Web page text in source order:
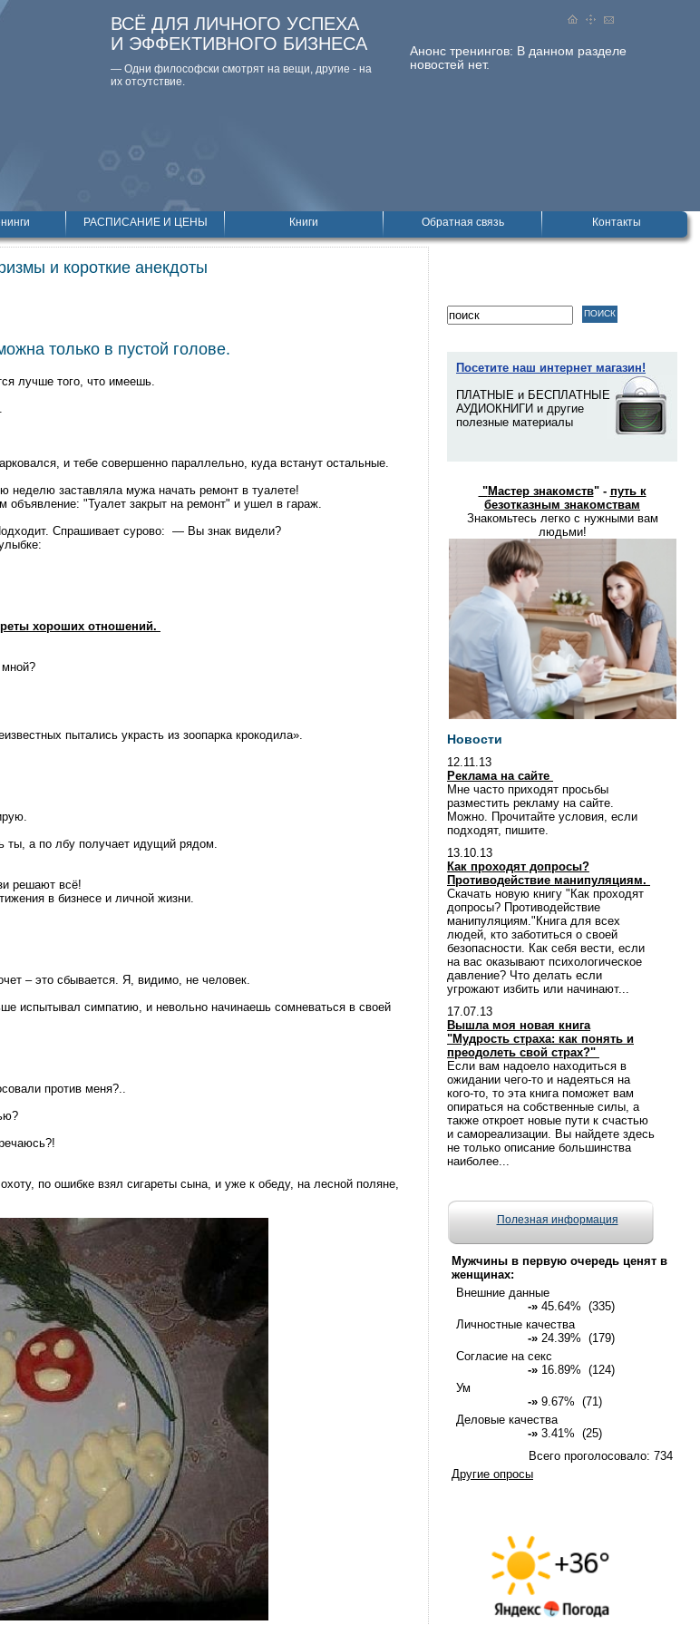
Анонс тренингов: В данном разделе
новостей нет.
ВСЁ ДЛЯ ЛИЧНОГО УСПЕХА
И ЭФФЕКТИВНОГО БИЗНЕСА
— Одни философски смотpят на вещи, дpугие - на
их отсутствие.
РАСПИСАНИЕ И ЦЕНЫ Книги Обратная связь Контакты
и короткие анекдоты
только в пустой голове.
лучше того, что имеешь.
и тебе совершенно параллельно, куда встанут остальные.
заставляла мужа начать ремонт в туалете!
"Туалет закрыт на ремонт" и ушел в гараж.
Спрашивает сурово: — Вы знак видели?
хороших отношений.
пытались украсть из зоопарка крокодила».
ты, а по лбу получает идущий рядом.
решают всё!
в бизнесе и личной жизни.
– это сбывается. Я, видимо, не человек.
испытывал симпатию, и невольно начинаешь сомневаться в своей
против меня?..
по ошибке взял сигареты сына, и уже к обеду, на лесной поляне,
Посетите наш интернет магазин!
ПЛАТНЫЕ и БЕСПЛАТНЫЕ
АУДИОКНИГИ и другие
полезные материалы
"Мастер знакомств" - путь к
безотказным знакомствам
Знакомьтесь легко с нужными вам
людьми!
Новости
12.11.13
Реклама на сайте
Мне часто приходят просьбы
разместить рекламу на сайте.
Можно. Прочитайте условия, если
подходят, пишите.
13.10.13
Как проходят допросы?
Противодействие манипуляциям.
Скачать новую книгу "Как проходят
допросы? Противодействие
манипуляциям."Книга для всех
людей, кто заботиться о своей
безопасности. Как себя вести, если
на вас оказывают психологическое
давление? Что делать если
угрожают избить или начинают...
17.07.13
Вышла моя новая книга
"Мудрость страха: как понять и
преодолеть свой страх?"
Если вам надоело находиться в
ожидании чего-то и надеяться на
кого-то, то эта книга поможет вам
опираться на собственные силы, а
также откроет новые пути к счастью
и самореализации. Вы найдете здесь
не только описание большинства
наиболее...
Полезная информация
Мужчины в первую очередь ценят в
женщинах:
Внешние данные
-» 45.64% (335)
Личностные качества
-» 24.39% (179)
Согласие на секс
-» 16.89% (124)
Ум
-» 9.67% (71)
Деловые качества
-» 3.41% (25)
Всего проголосовало: 734
Другие опросы